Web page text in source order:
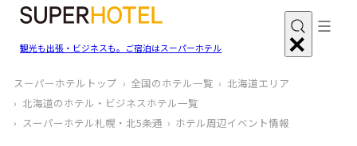
観光も出張・ビジネスも。ご宿泊はスーパーホテル
スーパーホテルトップ 全国のホテル一覧
北海道エリア
北海道のホテル・ビジネスホテル一覧
スーパーホテル札幌・北5条通
ホテル周辺イベント情報